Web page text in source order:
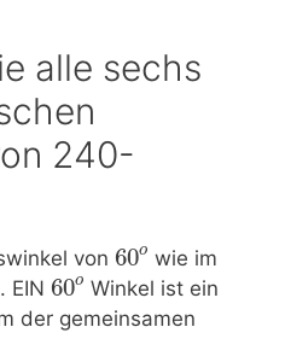
alle sechs
240-
von 60o wie im
EIN 60o Winkel ist ein
der gemeinsamen